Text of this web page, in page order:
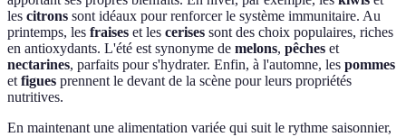
les citrons sont idéaux pour renforcer le système immunitaire. Au
printemps, les fraises et les cerises sont des choix populaires, riches
en antioxydants. L'été est synonyme de melons, pêches et
nectarines, parfaits pour s'hydrater. Enfin, à l'automne, les pommes
etfigues prennent le devant de la scène pour leurs propriétés
nutritives.
En maintenant une alimentation variée qui suit le rythme saisonnier,